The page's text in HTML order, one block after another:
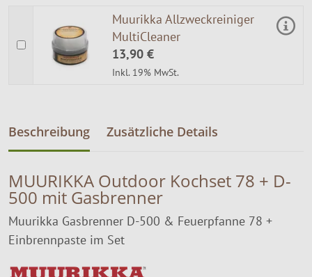
Muurikka Allzweckreiniger
MultiCleaner
13,90 €
Inkl. 19% MwSt.
Beschreibung Zusätzliche Details
MUURIKKA Outdoor Kochset 78 + D-
500 mit Gasbrenner
Muurikka Gasbrenner D-500 & Feuerpfanne 78 +
Einbrennpaste im Set